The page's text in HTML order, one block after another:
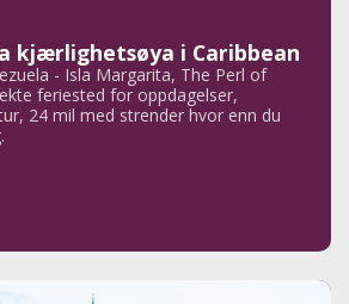
kjærlighetsøya i Caribbean
- Isla Margarita, The Perl of
feriested for oppdagelser,
24 mil med strender hvor enn du